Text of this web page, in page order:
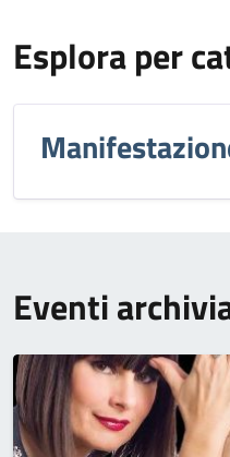
Esplora per
Eventi